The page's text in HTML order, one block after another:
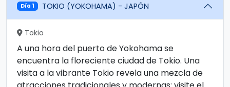
Día 1 TOKIO (YOKOHAMA) - JAPÓN
Tokio
A una hora del puerto de Yokohama se
encuentra la floreciente ciudad de Tokio. Una
visita a la vibrante Tokio revela una mezcla de